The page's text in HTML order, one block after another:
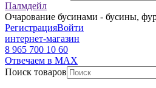
Палмдейл
Очарование бусинами - бусины,
РегистрацияВойти
интернет-магазин
8 965 700 10 60
Отвечаем в MAX
Поиск товаров